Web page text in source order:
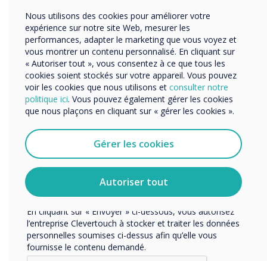
Les écrans peuvent s'afficher indépendamment
les uns des autres ou, si nécessaire, être
regroupés pour envoyer des messages
instantanés tels que des alertes, des exercices
d'incendie et plus encore.
“
L'offre unique garantit que
CleverLive est l'option la
plus rentable pour les
Nous utilisons des cookies pour améliorer votre
expérience sur notre site Web, mesurer les
performances, adapter le marketing que vous voyez et
vous montrer un contenu personnalisé. En cliquant sur
« Autoriser tout », vous consentez à ce que tous les
cookies soient stockés sur votre appareil. Vous pouvez
voir les cookies que nous utilisons et consulter notre
politique ici. Vous pouvez également gérer les cookies
que nous plaçons en cliquant sur « gérer les cookies ».
Gérer les cookies
Autoriser tout
Organisation Name
Nous aimerions vous contacter au sujet de nos produits
et services par e-mail, téléphone ou courrier.
J'accepte de recevoir des communications de
Clevertouch.
Vous pouvez vous désabonner de ces communications à
tout moment. Consultez notre Politique de confidentialité
pour en savoir plus sur nos modalités de
désabonnement, nos politiques de confidentialité et sur
notre engagement vis-à-vis de la protection et du respect
de la vie privée.
En cliquant sur « Envoyer » ci-dessous, vous autorisez
l’entreprise Clevertouch à stocker et traiter les données
personnelles soumises ci-dessus afin qu’elle vous
fournisse le contenu demandé.